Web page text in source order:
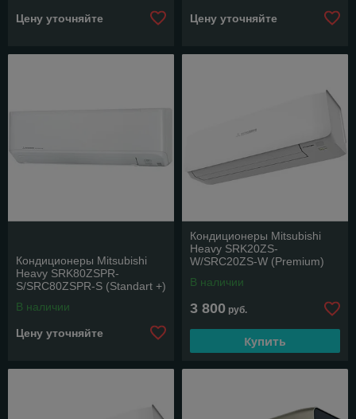
Цену уточняйте Цену уточняйте
Кондиционеры Mitsubishi
Heavy SRK80ZSPR-
S/SRC80ZSPR-S (Standart +)
В наличии
Цену уточняйте
Кондиционеры Mitsubishi
Heavy SRK20ZS-
W/SRC20ZS-W (Premium)
В наличии
3 800 руб.
Купить